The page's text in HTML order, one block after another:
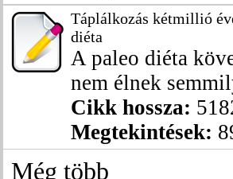
Táplálkozás kétmillió
diéta
A paleo diéta
nem élnek
Cikk hossza:
Megtekintések:
Még több